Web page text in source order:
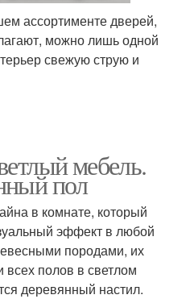
ассортименте дверей,
можно лишь одной
свежую струю и
мебель.
пол
в комнате, который
эффект в любой
породами, их
всех полов в светлом
деревянный настил.